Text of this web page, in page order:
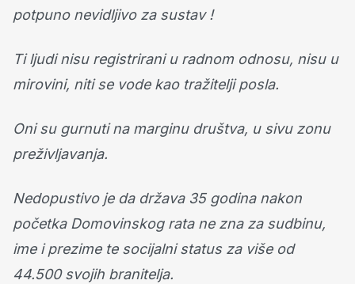
potpuno nevidljivo za sustav !
Ti ljudi nisu registrirani u radnom odnosu, nisu u
mirovini, niti se vode kao tražitelji posla.
Oni su gurnuti na marginu društva, u sivu zonu
preživljavanja.
Nedopustivo je da država 35 godina nakon
početka Domovinskog rata ne zna za sudbinu,
ime i prezime te socijalni status za više od
44.500 svojih branitelja.